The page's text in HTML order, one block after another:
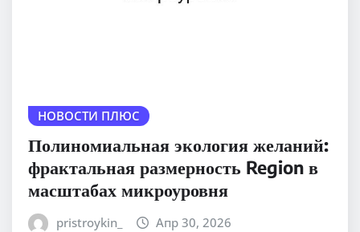
НОВОСТИ ПЛЮС
Полиномиальная экология желаний:
фрактальная размерность Region в
масштабах микроуровня
pristroykin_ Апр 30, 2026